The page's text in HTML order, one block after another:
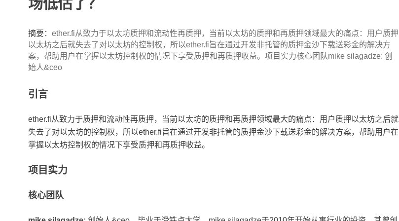
技术
摘要： ether.fi从致力于以太坊质押和流动性再质押，当前以太坊的质押和再质押领域最大的痛点：用户质押
以太坊之后就失去了对以太坊的控制权，所以ether.fi旨在通过开发非托管的质押金沙下载送彩金的解决方
案，帮助用户在掌握以太坊控制权的情况下享受质押和再质押收益。项目实力核心团队mike silagadze: 创
始人&ceo
引言
ether.fi从致力于质押和流动性再质押，当前以太坊的质押和再质押领域最大的痛点：用户质押以太坊之后就
失去了对以太坊的控制权，所以ether.fi旨在通过开发非托管的质押金沙下载送彩金的解决方案，帮助用户在
掌握以太坊控制权的情况下享受质押和再质押收益。
项目实力
核心团队